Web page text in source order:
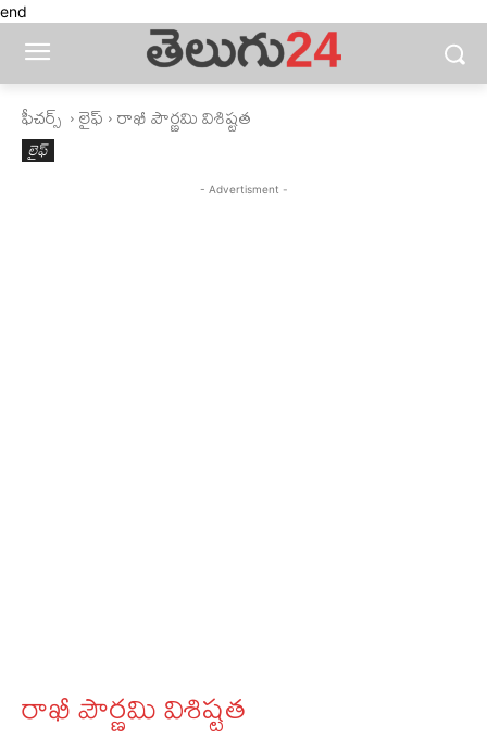
end
ఫీచ‌ర్స్ ‌ లైఫ్‌ రాఖీ పౌర్ణమి విశిష్టత
లైఫ్‌
- Advertisment -
రాఖీ పౌర్ణమి విశిష్టత